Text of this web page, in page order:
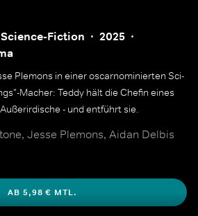
Science-Fiction
2025
Plemons in einer oscarnominierten Sci-
Macher: Teddy hält die Chefin eines
- und entführt sie.
Jesse Plemons, Aidan Delbis
AB 5,98 € MTL.